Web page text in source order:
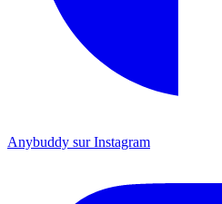
Anybuddy sur Instagram